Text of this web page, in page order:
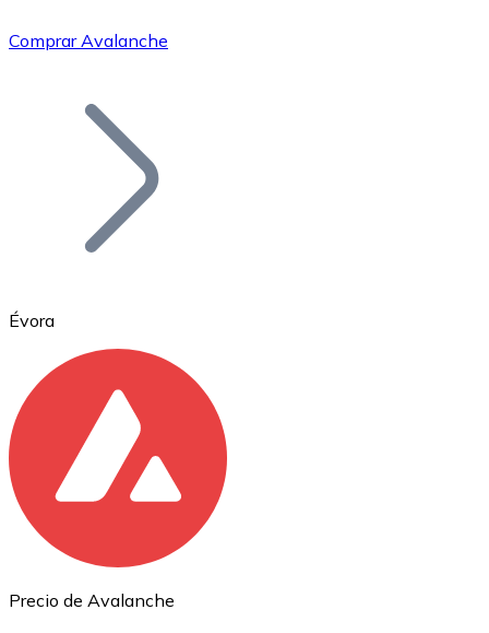
Bitcoin
Ethereum
ETH
Comprar Avalanche
Évora
Precio de Avalanche